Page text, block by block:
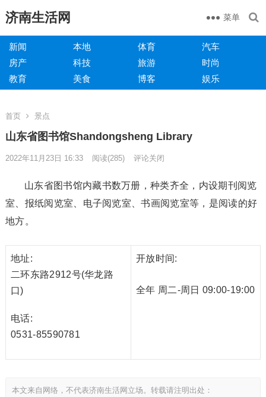
济南生活网 菜单
新闻 本地 体育
汽车
房产
科技 旅游
时尚
教育
美食 博客 娱乐
首页 景点
山东省图书馆Shandongsheng Library
2022年11月23日 16:33 阅读(285) 评论关闭
山东省图书馆内藏书数万册，种类齐全，内设期刊阅览
室、报纸阅览室、电子阅览室、书画阅览室等，是阅读的好
地方。
地址:
二环东路2912号(华龙路
口)
电话:
0531-85590781
开放时间:
全年 周二-周日 09:00-19:00
本文来自网络，不代表济南生活网立场。转载请注明出处：